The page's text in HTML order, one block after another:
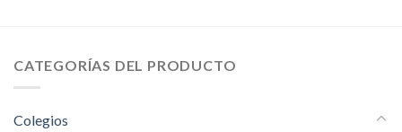
CATEGORÍAS DEL PRODUCTO
Colegios